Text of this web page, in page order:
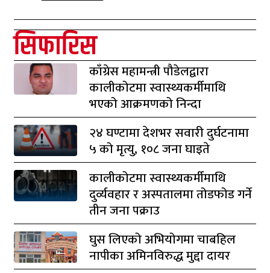
सिफारिस
काँग्रेस महामन्त्री पौडेलद्वारा
कालीकोटमा स्वास्थ्यकर्मीमाथि
भएको आक्रमणको निन्दा
२४ घण्टामा देशभर सवारी दुर्घटनामा
५ को मृत्यु, १०८ जना घाइते
कालीकोटमा स्वास्थ्यकर्मीमाथि
दुर्व्यवहार र अस्पतालमा तोडफोड गर्ने
तीन जना पक्राउ
घुस लिएको अभियोगमा चाबहिल
नापीका अमिनविरुद्ध मुद्दा दायर